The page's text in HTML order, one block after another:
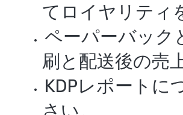
てロイヤリティ
ペーパーバック
刷と配送後の売
KDPレポートに
さい。